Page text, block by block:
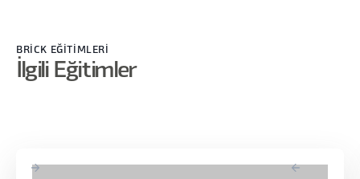
BRİCK EĞİTİMLERİ
İlgili Eğitimler